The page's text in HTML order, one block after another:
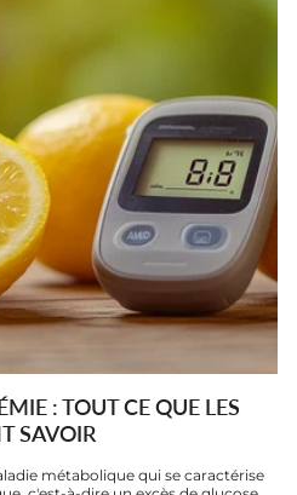
: TOUT CE QUE LES
SAVOIR
métabolique qui se caractérise